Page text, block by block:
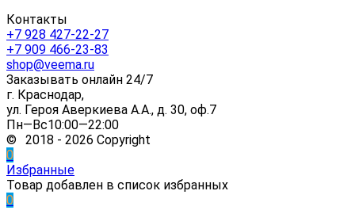
Контакты
+7 928 427-22-27
+7 909 466-23-83
shop@veema.ru
Заказывать онлайн 24/7
г. Краснодар,
ул. Героя Аверкиева А.А., д. 30, оф.7
Пн—Вс10:00—22:00
© 2018 - 2026 Copyright
0
Избранные
Товар добавлен в список избранных
0